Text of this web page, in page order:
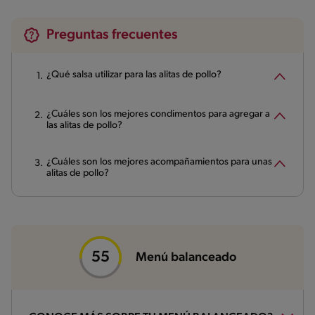
Preguntas frecuentes
¿Qué salsa utilizar para las alitas de pollo?
¿Cuáles son los mejores condimentos para agregar a
las alitas de pollo?
¿Cuáles son los mejores acompañamientos para unas
alitas de pollo?
Menú balanceado